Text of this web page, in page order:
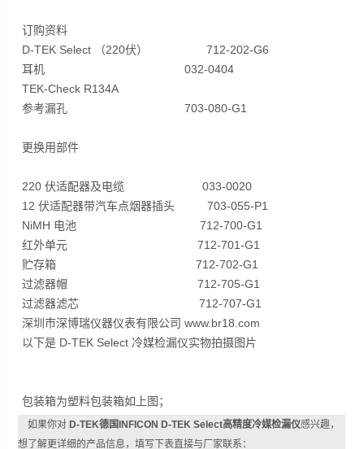
订购资料
D-TEK Select （220伏） 712-202-G6
耳机 032-0404
TEK-Check R134A
参考漏孔 703-080-G1
更换用部件
220 伏适配器及电缆 033-0020
12 伏适配器带汽车点烟器插头 703-055-P1
NiMH 电池 712-700-G1
红外单元 712-701-G1
贮存箱 712-702-G1
过滤器帽 712-705-G1
过滤器滤芯 712-707-G1
深圳市深博瑞仪器仪表有限公司 www.br18.com
以下是 D-TEK Select 冷媒检漏仪实物拍摄图片
包装箱为塑料包装箱如上图；
如果你对 D-TEK德国INFICON D-TEK Select高精度冷媒检漏仪感兴趣，
想了解更详细的产品信息，填写下表直接与厂家联系：